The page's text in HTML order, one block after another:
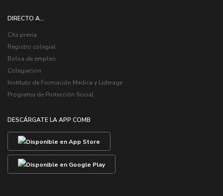
DIRECTO A...
Cita previa
Registro colegial
Bolsa de empleo
Colegiación
Instituto de Formación Médica y Liderage
Programa de Protección Social
DESCÁRGATE LA APP COMB